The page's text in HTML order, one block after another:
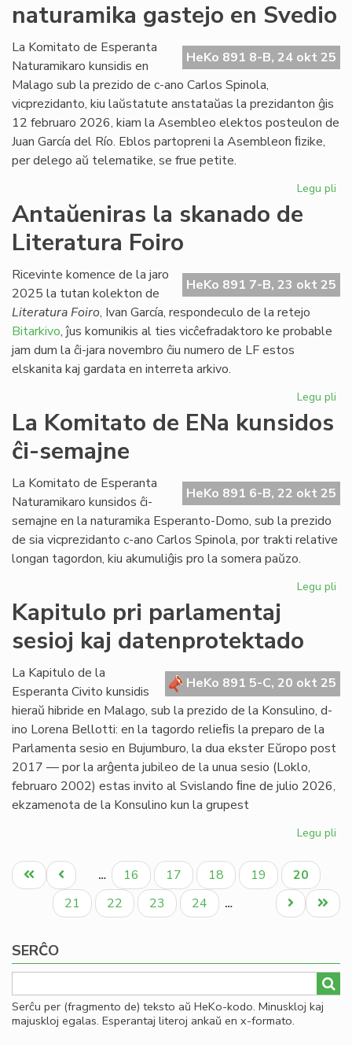
naturamika gastejo en Svedio
HeKo 891 8-B, 24 okt 25
La Komitato de Esperanta
Naturamikaro kunsidis en
Malago sub la prezido de c-ano Carlos Spinola,
vicprezidanto, kiu laŭstatute anstataŭas la prezidanton ĝis
12 februaro 2026, kiam la Asembleo elektos posteulon de
Juan García del Río. Eblos partopreni la Asembleon ﬁzike,
per delego aŭ telematike, se frue petite.
Legu pli
Antaŭeniras la skanado de
Literatura Foiro
HeKo 891 7-B, 23 okt 25
Ricevinte komence de la jaro
2025 la tutan kolekton de
Literatura Foiro, Ivan García, respondeculo de la retejo
Bitarkivo, ĵus komunikis al ties vicĉefradaktoro ke probable
jam dum la ĉi-jara novembro ĉiu numero de LF estos
elskanita kaj gardata en interreta arkivo.
Legu pli
La Komitato de ENa kunsidos
ĉi-semajne
HeKo 891 6-B, 22 okt 25
La Komitato de Esperanta
Naturamikaro kunsidos ĉi-
semajne en la naturamika Esperanto-Domo, sub la prezido
de sia vicprezidanto c-ano Carlos Spinola, por trakti relative
longan tagordon, kiu akumuliĝis pro la somera paŭzo.
Legu pli
Kapitulo pri parlamentaj
sesioj kaj datenprotektado
HeKo 891 5-C, 20 okt 25
La Kapitulo de la
Esperanta Civito kunsidis
hieraŭ hibride en Malago, sub la prezido de la Konsulino, d-
ino Lorena Bellotti: en la tagordo relieﬁs la preparo de la
Parlamenta sesio en Bujumburo, la dua ekster Eŭropo post
2017 — por la arĝenta jubileo de la unua sesio (Loklo,
februaro 2002) estas invito al Svislando ﬁne de julio 2026,
ekzamenota de la Konsulino kun la grupest
Legu pli
kaj
Pagination
Unua
paĝo
Antaŭa
paĝo
… Paĝo
16 Paĝo
17 Paĝo
18 Paĝo
19
Aktuala
paĝo
20
Paĝo
21 Paĝo
22 Paĝo
23 Paĝo
24 …
Last
page
Next
page
SERĈO
Serĉu per (fragmento de) teksto aŭ HeKo-kodo. Minuskloj kaj
majuskloj egalas. Esperantaj literoj ankaŭ en x-formato.